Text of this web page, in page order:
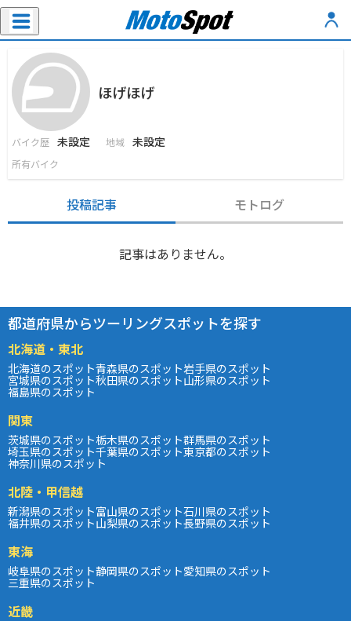
ほげほげ
バイク歴 未設定 地域 未設定
所有バイク
投稿記事 モトログ
記事はありません。
都道府県からツーリングスポットを探す
北海道・東北
北海道のスポット青森県のスポット岩手県のスポット
宮城県のスポット秋田県のスポット山形県のスポット
福島県のスポット
関東
茨城県のスポット栃木県のスポット群馬県のスポット
埼玉県のスポット千葉県のスポット東京都のスポット
神奈川県のスポット
北陸・甲信越
新潟県のスポット富山県のスポット石川県のスポット
福井県のスポット山梨県のスポット長野県のスポット
東海
岐阜県のスポット静岡県のスポット愛知県のスポット
三重県のスポット
近畿